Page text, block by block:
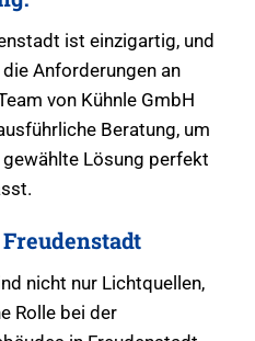
ist einzigartig, und
Anforderungen an
von Kühnle GmbH
Beratung, um
Lösung perfekt
nicht nur Lichtquellen,
Rolle bei der